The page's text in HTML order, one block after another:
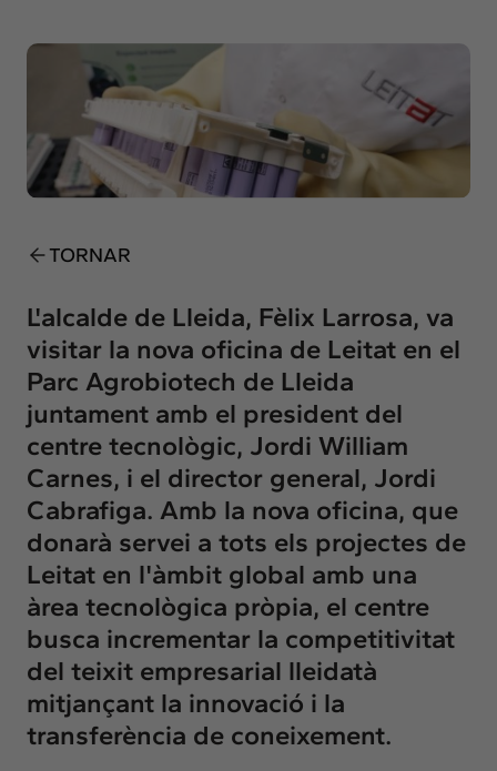
Insights
Actualitat
Intercanvi
Contacte
info@intermedia.cat
TORNAR
L'alcalde de Lleida, Fèlix Larrosa, va
visitar la nova oficina de Leitat en el
Parc Agrobiotech de Lleida
juntament amb el president del
centre tecnològic, Jordi William
Carnes, i el director general, Jordi
Cabrafiga. Amb la nova oficina, que
donarà servei a tots els projectes de
Leitat en l'àmbit global amb una
àrea tecnològica pròpia, el centre
busca incrementar la competitivitat
del teixit empresarial lleidatà
mitjançant la innovació i la
transferència de coneixement.